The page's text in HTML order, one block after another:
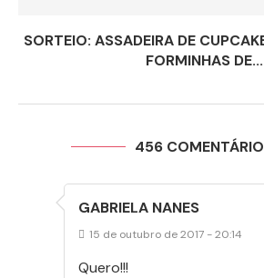
SORTEIO: ASSADEIRA DE
FORMINHAS DE...
456
GABRIELA NANES
15 de outubro de 2017 - 20:14
Quero!!!